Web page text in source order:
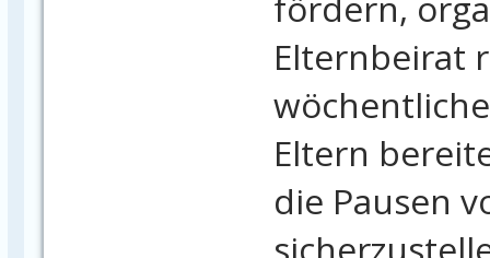
Elternbeirat
Eltern
die Pausen